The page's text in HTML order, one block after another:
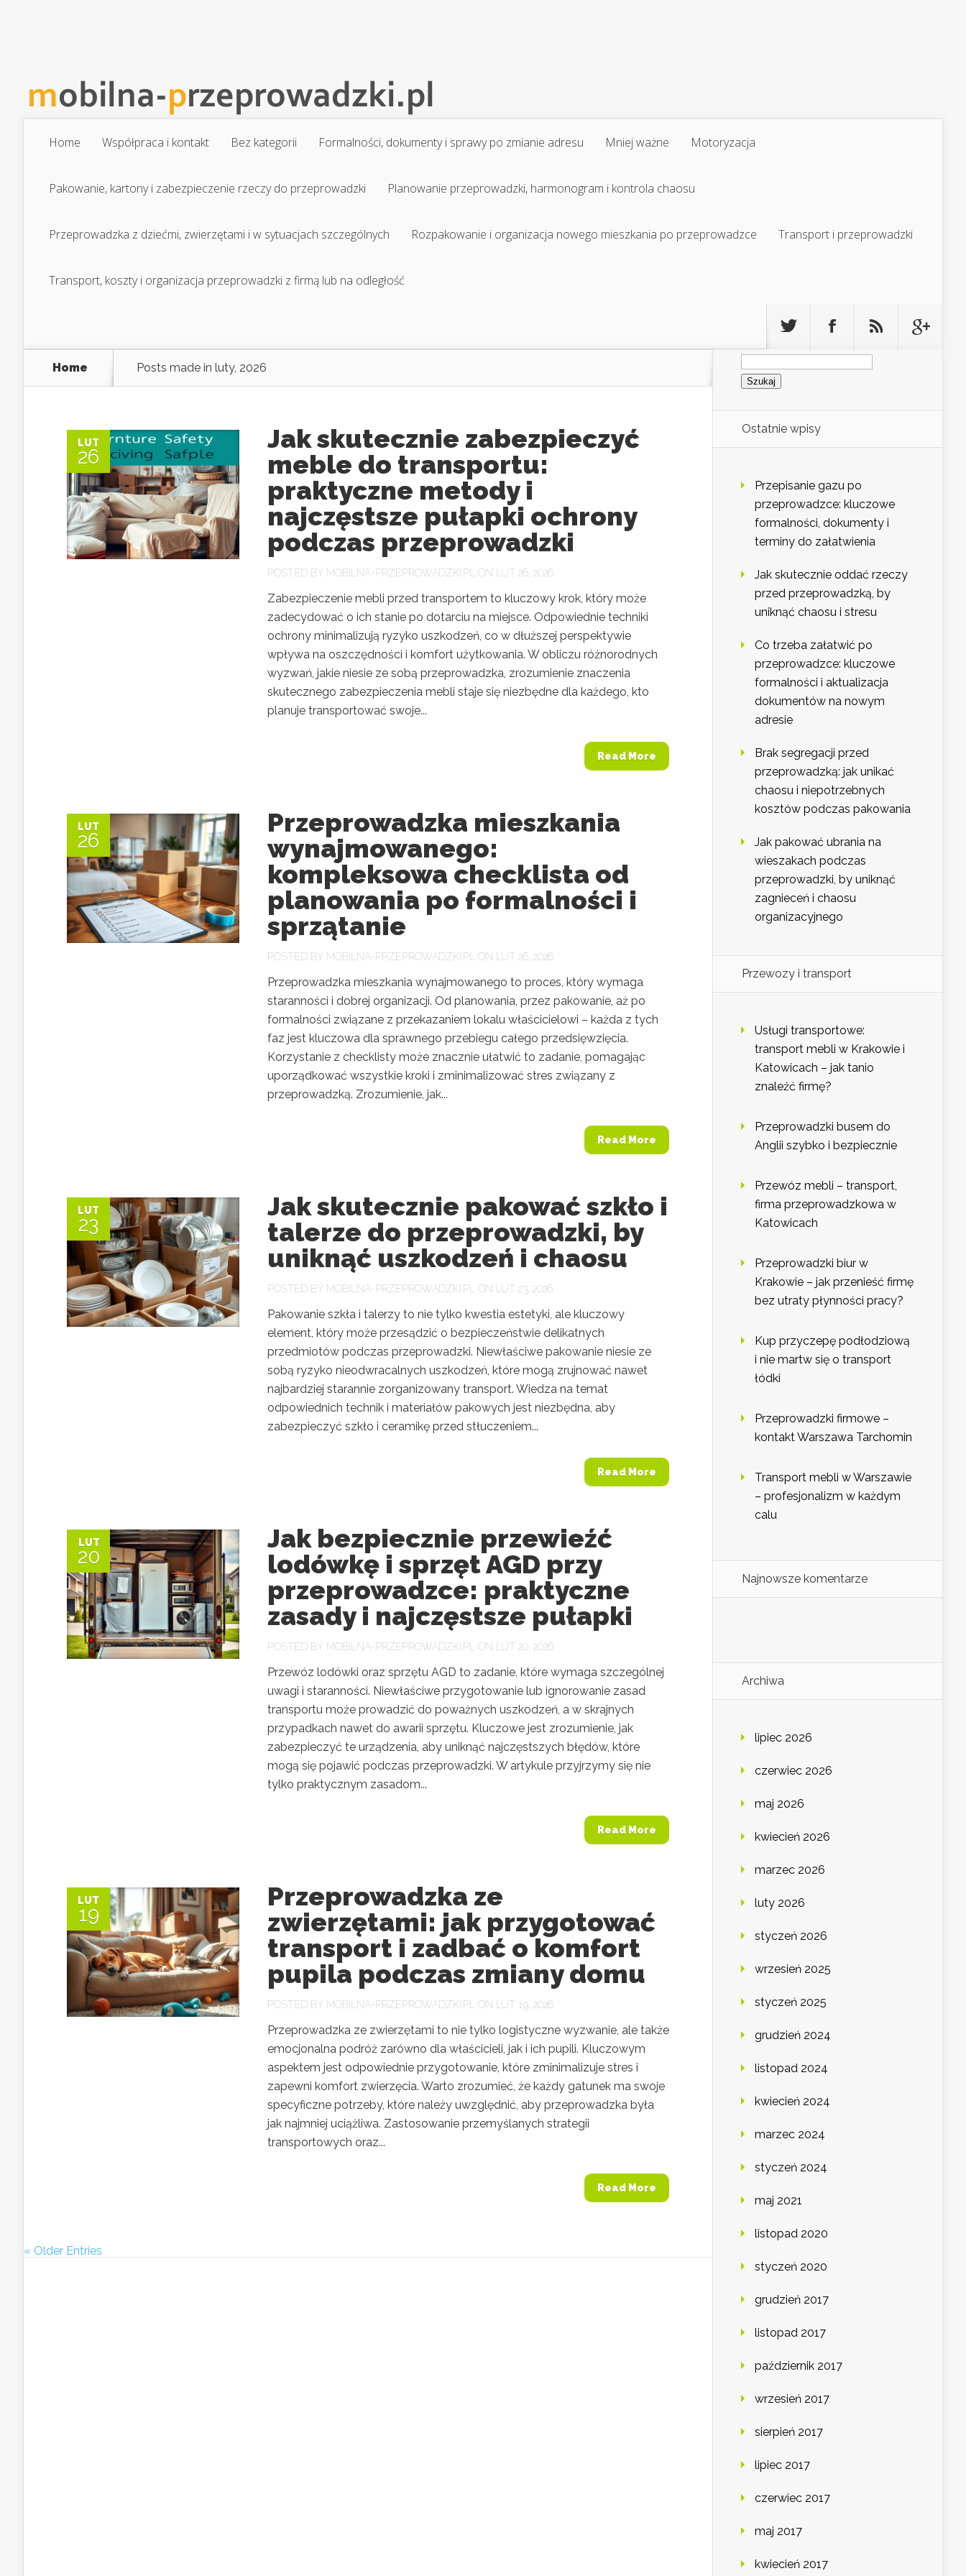
Home Współpraca i kontakt Bez kategorii Formalności, dokumenty i sprawy po zmianie adresu Mniej ważne Motoryzacja
Pakowanie, kartony i zabezpieczenie rzeczy do przeprowadzki Planowanie przeprowadzki, harmonogram i kontrola chaosu
Przeprowadzka z dziećmi, zwierzętami i w sytuacjach szczególnych Rozpakowanie i organizacja nowego mieszkania po przeprowadzce Transport i przeprowadzki
Transport, koszty i organizacja przeprowadzki z firmą lub na odległość
Home Posts made in luty, 2026
LUT
26
Jak skutecznie zabezpieczyć
meble do transportu:
praktyczne metody i
najczęstsze pułapki ochrony
podczas przeprowadzki
POSTED BY MOBILNA-PRZEPROWADZKI.PL ON LUT 26, 2026
Zabezpieczenie mebli przed transportem to kluczowy krok, który może
zadecydować o ich stanie po dotarciu na miejsce. Odpowiednie techniki
ochrony minimalizują ryzyko uszkodzeń, co w dłuższej perspektywie
wpływa na oszczędności i komfort użytkowania. W obliczu różnorodnych
wyzwań, jakie niesie ze sobą przeprowadzka, zrozumienie znaczenia
skutecznego zabezpieczenia mebli staje się niezbędne dla każdego, kto
planuje transportować swoje...
Read More
LUT
26
Przeprowadzka mieszkania
wynajmowanego:
kompleksowa checklista od
planowania po formalności i
sprzątanie
POSTED BY MOBILNA-PRZEPROWADZKI.PL ON LUT 26, 2026
Przeprowadzka mieszkania wynajmowanego to proces, który wymaga
staranności i dobrej organizacji. Od planowania, przez pakowanie, aż po
formalności związane z przekazaniem lokalu właścicielowi – każda z tych
faz jest kluczowa dla sprawnego przebiegu całego przedsięwzięcia.
Korzystanie z checklisty może znacznie ułatwić to zadanie, pomagając
uporządkować wszystkie kroki i zminimalizować stres związany z
przeprowadzką. Zrozumienie, jak...
Read More
LUT
23
Jak skutecznie pakować szkło i
talerze do przeprowadzki, by
uniknąć uszkodzeń i chaosu
POSTED BY MOBILNA-PRZEPROWADZKI.PL ON LUT 23, 2026
Pakowanie szkła i talerzy to nie tylko kwestia estetyki, ale kluczowy
element, który może przesądzić o bezpieczeństwie delikatnych
przedmiotów podczas przeprowadzki. Niewłaściwe pakowanie niesie ze
sobą ryzyko nieodwracalnych uszkodzeń, które mogą zrujnować nawet
najbardziej starannie zorganizowany transport. Wiedza na temat
odpowiednich technik i materiałów pakowych jest niezbędna, aby
zabezpieczyć szkło i ceramikę przed stłuczeniem...
Read More
LUT
20
Jak bezpiecznie przewieźć
lodówkę i sprzęt AGD przy
przeprowadzce: praktyczne
zasady i najczęstsze pułapki
POSTED BY MOBILNA-PRZEPROWADZKI.PL ON LUT 20, 2026
Przewóz lodówki oraz sprzętu AGD to zadanie, które wymaga szczególnej
uwagi i staranności. Niewłaściwe przygotowanie lub ignorowanie zasad
transportu może prowadzić do poważnych uszkodzeń, a w skrajnych
przypadkach nawet do awarii sprzętu. Kluczowe jest zrozumienie, jak
zabezpieczyć te urządzenia, aby uniknąć najczęstszych błędów, które
mogą się pojawić podczas przeprowadzki. W artykule przyjrzymy się nie
tylko praktycznym zasadom...
Read More
LUT
19
Przeprowadzka ze
zwierzętami: jak przygotować
transport i zadbać o komfort
pupila podczas zmiany domu
POSTED BY MOBILNA-PRZEPROWADZKI.PL ON LUT 19, 2026
Przeprowadzka ze zwierzętami to nie tylko logistyczne wyzwanie, ale także
emocjonalna podróż zarówno dla właścicieli, jak i ich pupili. Kluczowym
aspektem jest odpowiednie przygotowanie, które zminimalizuje stres i
zapewni komfort zwierzęcia. Warto zrozumieć, że każdy gatunek ma swoje
specyficzne potrzeby, które należy uwzględnić, aby przeprowadzka była
jak najmniej uciążliwa. Zastosowanie przemyślanych strategii
transportowych oraz...
Read More
« Older Entries
Szukaj:
Ostatnie wpisy
Przepisanie gazu po
przeprowadzce: kluczowe
formalności, dokumenty i
terminy do załatwienia
Jak skutecznie oddać rzeczy
przed przeprowadzką, by
uniknąć chaosu i stresu
Co trzeba załatwić po
przeprowadzce: kluczowe
formalności i aktualizacja
dokumentów na nowym
adresie
Brak segregacji przed
przeprowadzką: jak unikać
chaosu i niepotrzebnych
kosztów podczas pakowania
Jak pakować ubrania na
wieszakach podczas
przeprowadzki, by uniknąć
zagnieceń i chaosu
organizacyjnego
Przewozy i transport
Usługi transportowe:
transport mebli w Krakowie i
Katowicach – jak tanio
znaleźć firmę?
Przeprowadzki busem do
Anglii szybko i bezpiecznie
Przewóz mebli – transport,
firma przeprowadzkowa w
Katowicach
Przeprowadzki biur w
Krakowie – jak przenieść firmę
bez utraty płynności pracy?
Kup przyczepę podłodziową
i nie martw się o transport
łódki
Przeprowadzki firmowe –
kontakt Warszawa Tarchomin
Transport mebli w Warszawie
– profesjonalizm w każdym
calu
Najnowsze komentarze
Archiwa
lipiec 2026
czerwiec 2026
maj 2026
kwiecień 2026
marzec 2026
luty 2026
styczeń 2026
wrzesień 2025
styczeń 2025
grudzień 2024
listopad 2024
kwiecień 2024
marzec 2024
styczeń 2024
maj 2021
listopad 2020
styczeń 2020
grudzień 2017
listopad 2017
październik 2017
wrzesień 2017
sierpień 2017
lipiec 2017
czerwiec 2017
maj 2017
kwiecień 2017